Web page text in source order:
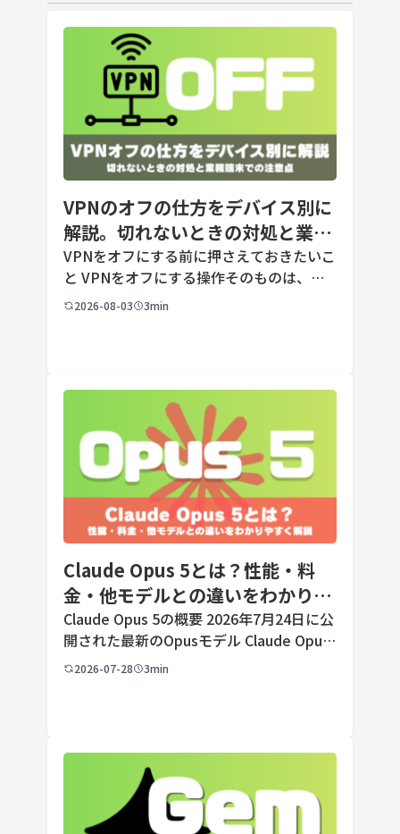
VPNのオフの仕方をデバイス別に
解説。切れないときの対処と業務
端末での注意点
VPNをオフにする前に押さえておきたいこ
と VPNをオフにする操作そのものは、ど
の端末でも数タップから数クリックで完了
2026-08-03 3min
Claude Opus 5とは？性能・料
金・他モデルとの違いをわかりや
すく解説
Claude Opus 5の概要 2026年7月24日に公
開された最新のOpusモデル Claude Opus
5は、米国のAI企業Anthropic（アンソロピ
2026-07-28 3min